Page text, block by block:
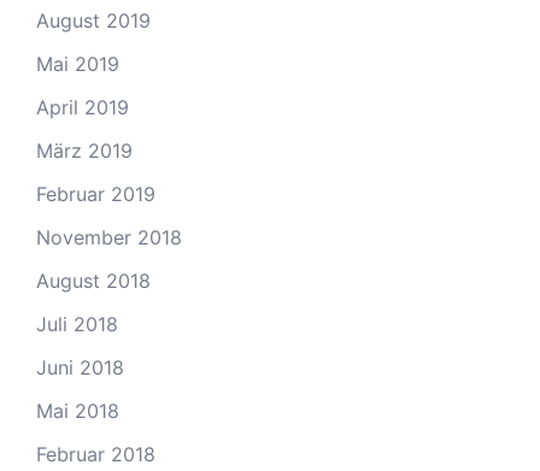
August 2019
Mai 2019
April 2019
März 2019
Februar 2019
November 2018
August 2018
Juli 2018
Juni 2018
Mai 2018
Februar 2018